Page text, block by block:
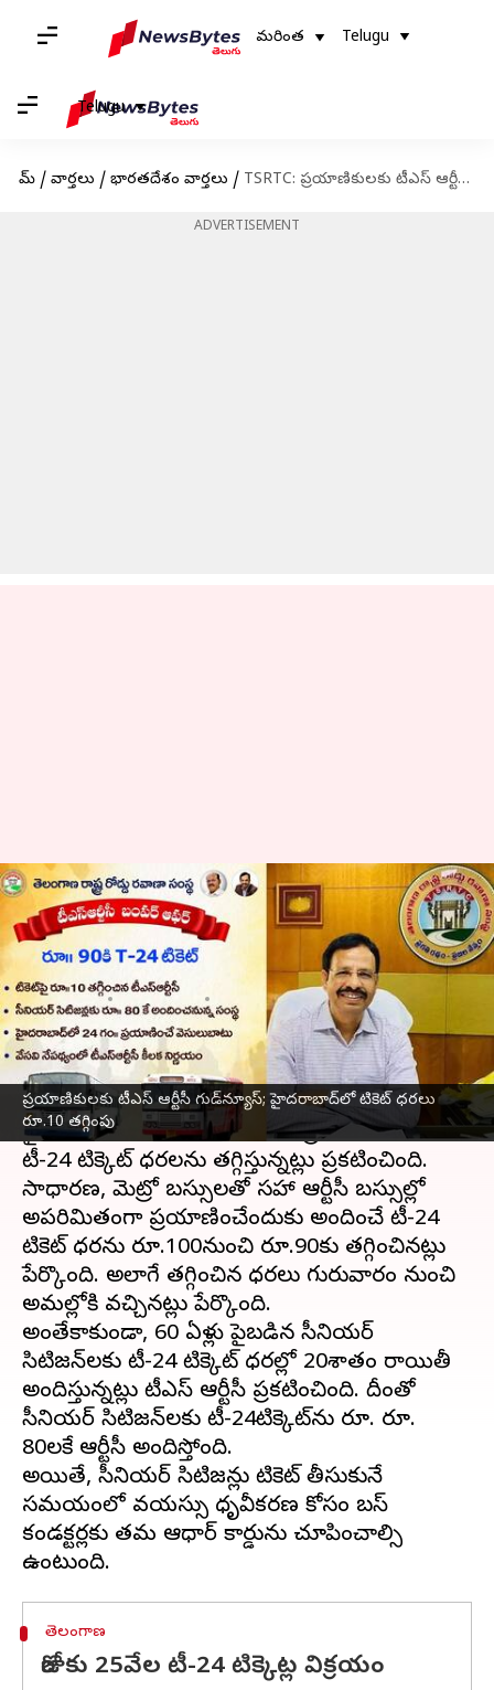
మరింత Telugu
Telugu
హోమ్ / వార్తలు / భారతదేశం వార్తలు / TSRTC: ప్రయాణికులకు టీఎస్‌ ఆర్టీసీ గుడ్‌న్యూస్; హైదరాబాద్‌లో టికెట్ ధరలు రూ.10 తగ్గింపు
ADVERTISEMENT
ప్రయాణికులకు టీఎస్‌ ఆర్టీసీ గుడ్‌న్యూస్; హైదరాబాద్‌లో టికెట్ ధరలు
రూ.10 తగ్గింపు
TSRTC: ప్రయాణికులకు టీఎస్‌ ఆర్టీసీ
గుడ్‌న్యూస్; హైదరాబాద్‌లో టికెట్
ధరలు రూ.10 తగ్గింపు
వ్రాసిన వారు Stalin Apr 27, 2023 10:15 am
ఈ వార్తాకథనం ఏంటి
తెలంగాణరాష్ట్ర రోడ్డు రవాణా సంస్థ (టీఎస్‌ఆర్టీసీ)
హైదరాబాద్ పరిధిలోని సాధారణ ప్రయాణికుల కోసం
టీ-24 టిక్కెట్ ధరలను తగ్గిస్తున్నట్లు ప్రకటించింది.
సాధారణ, మెట్రో బస్సులతో సహా ఆర్టీసీ బస్సుల్లో
అపరిమితంగా ప్రయాణించేందుకు అందించే టీ-24
టికెట్ ధరను రూ.100నుంచి రూ.90కు తగ్గించినట్లు
పేర్కొంది. అలాగే తగ్గించిన ధరలు గురువారం నుంచి
అమల్లోకి వచ్చినట్లు పేర్కొంది.
అంతేకాకుండా, 60 ఏళ్లు పైబడిన సీనియర్
సిటిజన్‌లకు టీ-24 టిక్కెట్ ధరల్లో 20శాతం రాయితీ
అందిస్తున్నట్లు టీఎస్‌ ఆర్టీసీ ప్రకటించింది. దీంతో
సీనియర్ సిటిజన్‌లకు టీ-24టిక్కెట్‌ను రూ. రూ.
80లకే ఆర్టీసీ అందిస్తోంది.
అయితే, సీనియర్ సిటిజన్లు టికెట్ తీసుకునే
సమయంలో వయస్సు ధృవీకరణ కోసం బస్
కండక్టర్లకు తమ ఆధార్ కార్డును చూపించాల్సి
తెలంగాణ
రోజుకు 25వేల టీ-24 టిక్కెట్ల విక్రయం